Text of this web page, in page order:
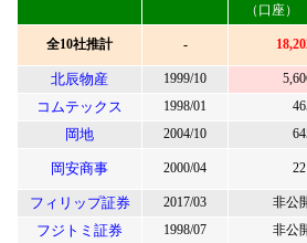
（口座）
全10社推計 -
北辰物産 1999/10
コムテックス 1998/01
岡地 2004/10
岡安商事 2000/04
フィリップ証券 2017/03 非公
フジトミ証券 1998/07 非公